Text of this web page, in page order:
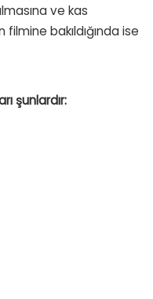
ve kas
filmine bakıldığında ise
şunlardır: